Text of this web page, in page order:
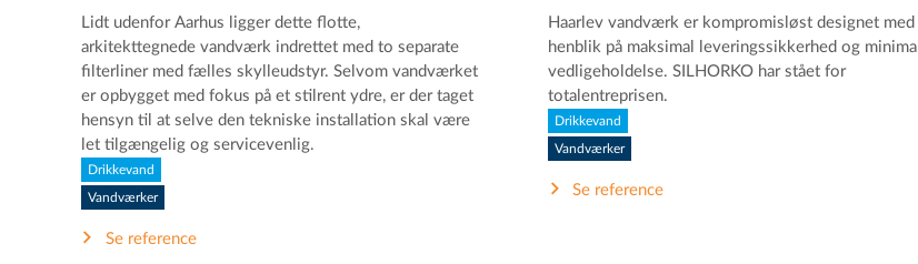
Lidt udenfor Aarhus ligger dette flotte,
arkitekttegnede vandværk indrettet med to separate
filterliner med fælles skylleudstyr. Selvom vandværket
er opbygget med fokus på et stilrent ydre, er der taget
hensyn til at selve den tekniske installation skal være
let tilgængelig og servicevenlig.
Drikkevand
Vandværker
Se reference
Haarlev vandværk er kompromisløst designet med
henblik på maksimal leveringssikkerhed og minimal
vedligeholdelse. SILHORKO har stået for
totalentreprisen.
Drikkevand
Vandværker
Se reference